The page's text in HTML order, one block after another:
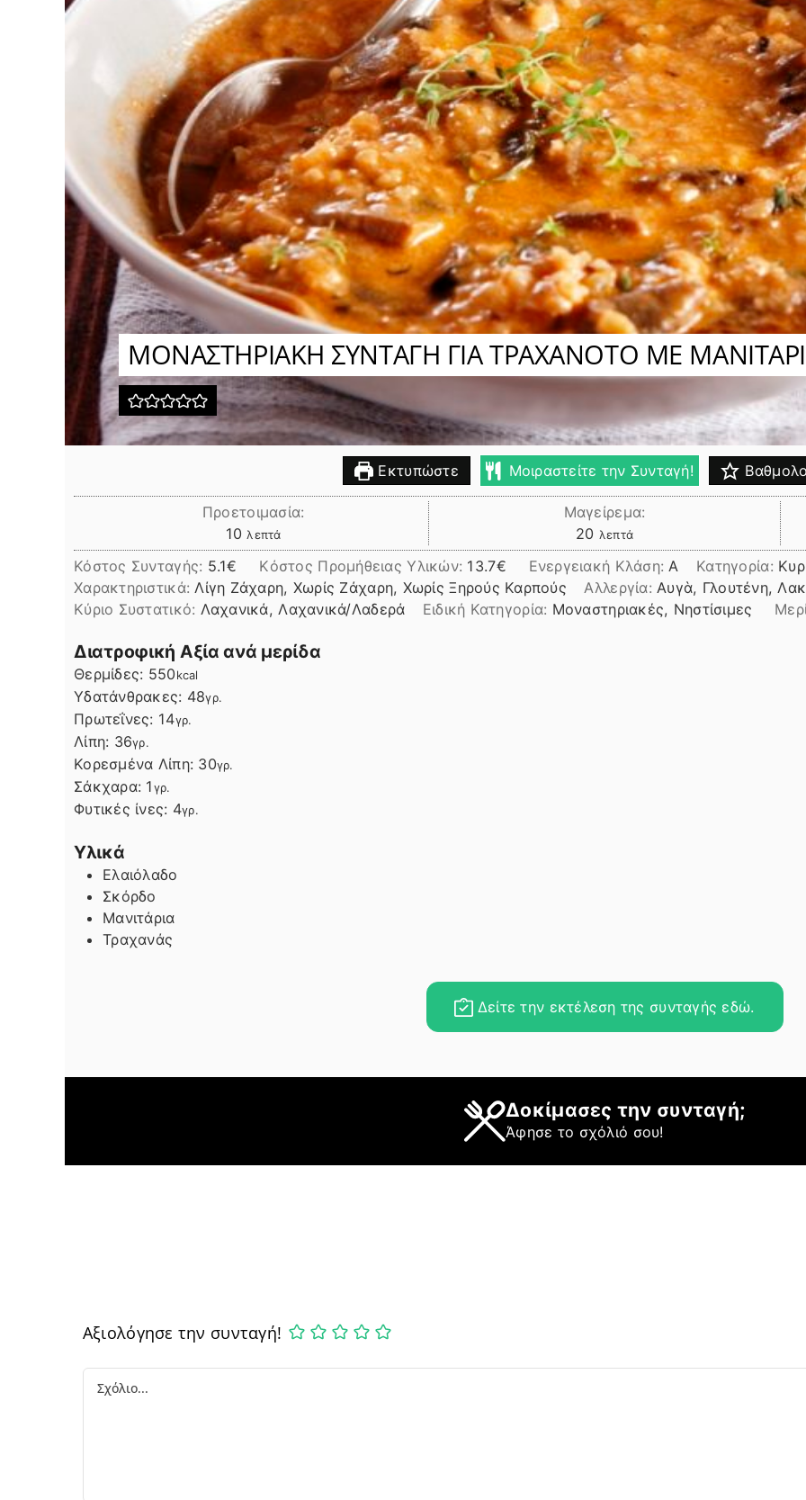
ΜΟΝΑΣΤΗΡΙΑΚΗ ΣΥΝΤΑΓΗ ΓΙΑ ΤΡΑΧΑΝΟΤΟ ΜΕ
Εκτυπώστε Μοιραστείτε την Συνταγή!
Προετοιμασία:
10 λεπτά
λεπτά
Μαγείρεμα:
20 λεπτά
λεπτά
Κόστος Συνταγής: 5.1€ Kόστος Προμήθειας Υλικών: 13.7 Ενεργειακή Κλάση: A Κατηγορία:
Χαρακτηριστικά: Λίγη Ζάχαρη, Χωρίς Ζάχαρη, Χωρίς Ξηρούς Καρπούς Αλλεργία: Αυγὰ, Γλουτένη,
Kύριο Συστατικό: Λαχανικά, Λαχανικά/Λαδερά Ειδική Κατηγορία: Μοναστηριακές, Νηστίσιμες
Διατροφική Αξία ανά μερίδα
Θερμίδες: 550kcal
Υδατάνθρακες: 48γρ.
Πρωτεΐνες: 14γρ.
Λίπη
Λίπη: 36γρ.
Κορεσμένα Λίπη: 30γρ.
Σάκχαρα: 1γρ.
Φυτικές ίνες: 4γρ.
Υλικά
Ελαιόλαδο
Σκόρδο
Μανιτάρια
Τραχανάς
Δείτε την εκτέλεση της συνταγής εδώ.
Δοκίμασες την συνταγή;
Άφησε το σχόλιό σου!
Αξιολόγησε την συνταγή!
Comment